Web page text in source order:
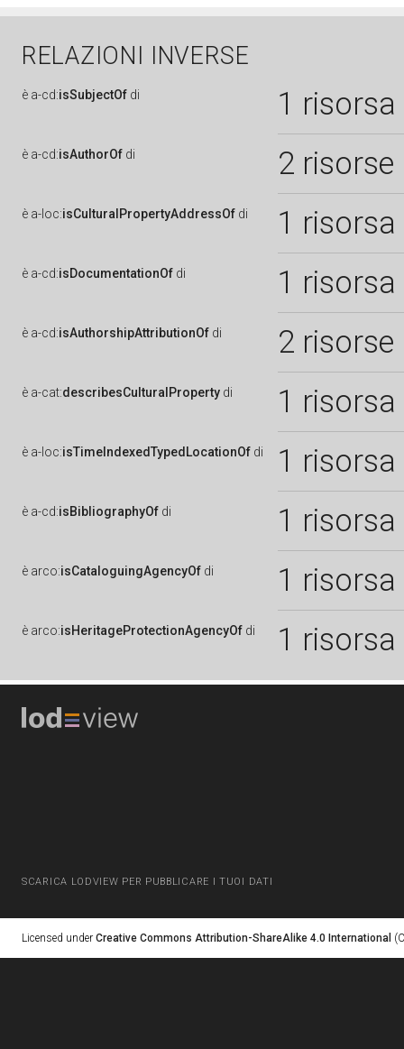
RELAZIONI INVERSE
è a-cd:isSubjectOf di 1 risorsa
è a-cd:isAuthorOf di 2 risorse
è a-loc:isCulturalPropertyAddressOf di 1 risorsa
è a-cd:isDocumentationOf di 1 risorsa
è a-cd:isAuthorshipAttributionOf di 2 risorse
è a-cat:describesCulturalProperty di 1 risorsa
è a-loc:isTimeIndexedTypedLocationOf di 1 risorsa
è a-cd:isBibliographyOf di 1 risorsa
è arco:isCataloguingAgencyOf di 1 risorsa
è arco:isHeritageProtectionAgencyOf di 1 risorsa
SCARICA LODVIEW PER PUBBLICARE I TUOI DATI
Licensed under Creative Commons Attribution-ShareAlike 4.0 International